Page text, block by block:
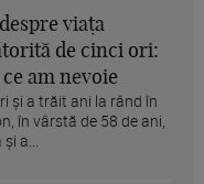
viața
de cinci ori:
am nevoie
și a trăit ani la rând în
în vârstă de 58 de ani,
a...